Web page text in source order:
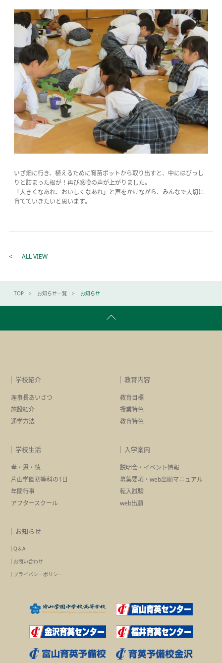
いざ畑に行き、植えるために育苗ポットから取り出すと、中にはびっし
りと詰まった根が！再び感嘆の声が上がりました。
「大きくなあれ、おいしくなあれ」と声をかけながら、みんなで大切に
育てていきたいと思います。
ALL VIEW
TOP お知らせ一覧 お知らせ
学校紹介
理事長あいさつ
施設紹介
通学方法
教育内容
教育目標
授業特色
教育特色
学校生活
孝・恩・徳
片山学園初等科の1日
年間行事
アフタースクール
入学案内
説明会・イベント情報
募集要項・ web出願マニュアル
転入試験
web出願
お知らせ
Q＆A
お問い合わせ
プライバシーポリシー